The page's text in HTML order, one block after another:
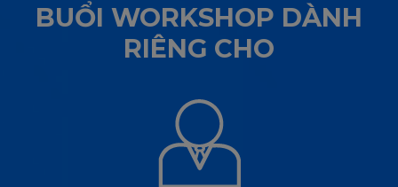
BUỔI WORKSHOP DÀNH
RIÊNG CHO